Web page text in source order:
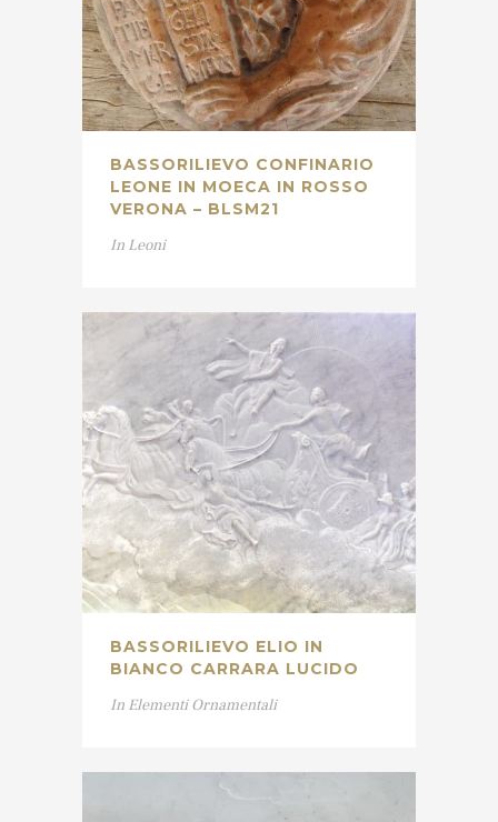
BASSORILIEVO CONFINARIO
LEONE IN MOECA IN ROSSO
VERONA – BLSM21
In Leoni
BASSORILIEVO ELIO IN
BIANCO CARRARA LUCIDO
In Elementi Ornamentali